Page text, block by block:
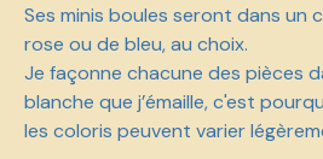
Ses minis boules seront dans un
rose ou de bleu, au choix.
Je façonne chacune des pièces
blanche que j’émaille, c'est
les coloris peuvent varier